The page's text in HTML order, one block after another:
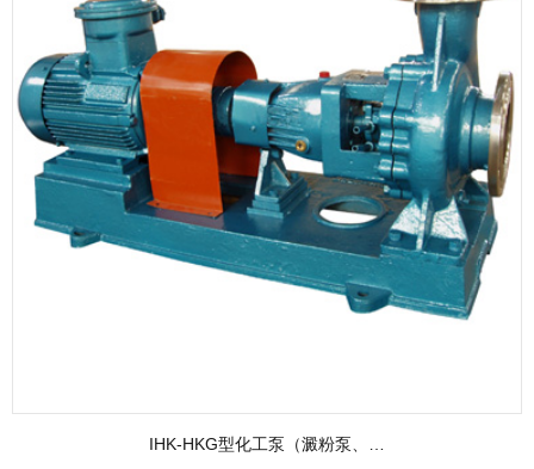
IHK-HKG型化工泵（澱粉泵、…